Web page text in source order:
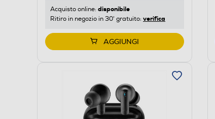
Acquisto online: disponibile
Ritiro in negozio in 30' gratuito: verifica
AGGIUNGI